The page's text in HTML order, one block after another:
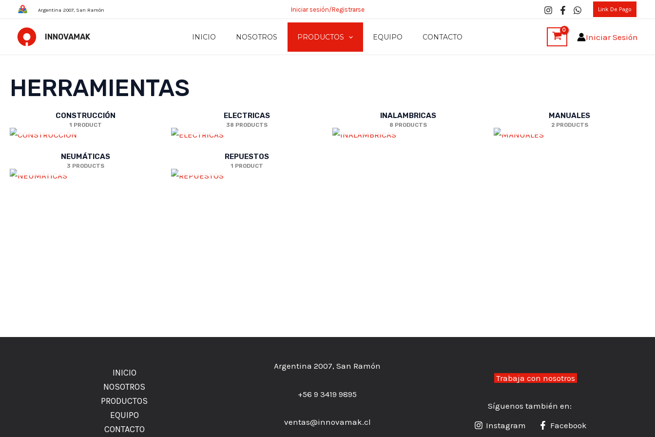
content
Argentina 2007, San Ramón Iniciar sesión/Registrarse Link De Pago
INNOVAMAK INICIO NOSOTROS PRODUCTOS EQUIPO CONTACTO Iniciar Sesión
HERRAMIENTAS
CONSTRUCCIÓN
1 PRODUCT
ELECTRICAS
38 PRODUCTS
INALAMBRICAS
8 PRODUCTS
MANUALES
2 PRODUCTS
NEUMÁTICAS
3 PRODUCTS
REPUESTOS
1 PRODUCT
INICIO
NOSOTROS
PRODUCTOS
EQUIPO
CONTACTO
Argentina 2007, San Ramón
+56 9 3419 9895
ventas@innovamak.cl
Trabaja con nosotros
Síguenos también en:
Instagram
Facebook